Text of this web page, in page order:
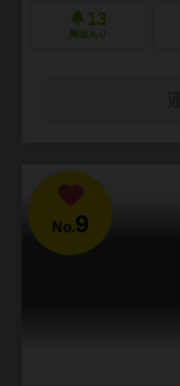
13
興味あり
No.9